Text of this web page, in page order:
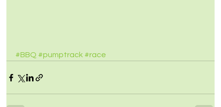
#BBQ #pumptrack #race